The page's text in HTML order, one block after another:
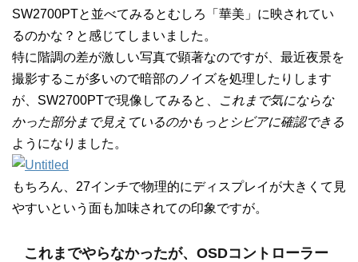
SW2700PTと並べてみるとむしろ「華美」に映されてい
るのかな？と感じてしまいました。
特に階調の差が激しい写真で顕著なのですが、最近夜景を
撮影するこが多いので暗部のノイズを処理したりします
が、SW2700PTで現像してみると、
これまで気にならな
かった部分まで見えているのかもっとシビアに確認できる
ようになりました。
もちろん、27インチで物理的にディスプレイが大きくて見
やすいという面も加味されての印象ですが。
これまでやらなかったが、OSDコントローラー